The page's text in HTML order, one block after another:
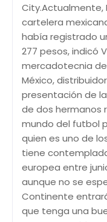
City.Actualmente,
cartelera
había registrado
277 pesos, indicó
mercadotecnia de
México,
presentación de
de dos hermanos
mundo del futbol
quien es uno de
tiene
europea entre
aunque no se
Continente
que tenga una